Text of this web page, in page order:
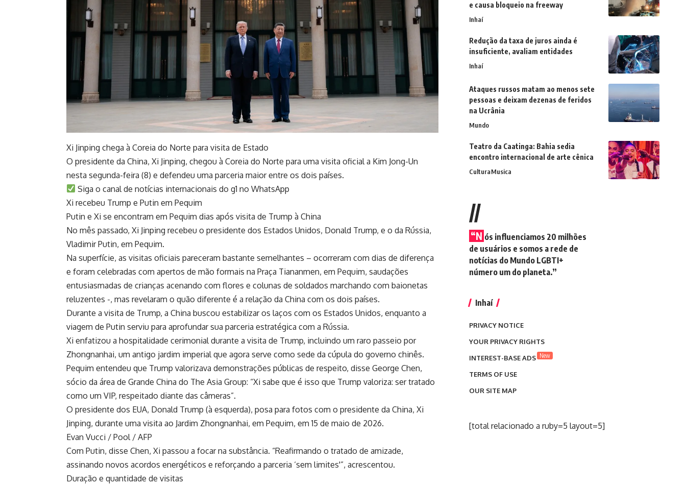
Xi Jinping chega à Coreia do Norte para visita de Estado
O presidente da China, Xi Jinping, chegou à Coreia do Norte para uma visita oficial a Kim Jong-Un
nesta segunda-feira (8) e defendeu uma parceria maior entre os dois países.
Siga o canal de notícias internacionais do g1 no WhatsApp
Xi recebeu Trump e Putin em Pequim
Putin e Xi se encontram em Pequim dias após visita de Trump à China
No mês passado, Xi Jinping recebeu o presidente dos Estados Unidos, Donald Trump, e o da Rússia,
Vladimir Putin, em Pequim.
Na superfície, as visitas oficiais pareceram bastante semelhantes – ocorreram com dias de diferença
e foram celebradas com apertos de mão formais na Praça Tiananmen, em Pequim, saudações
entusiasmadas de crianças acenando com flores e colunas de soldados marchando com baionetas
reluzentes -, mas revelaram o quão diferente é a relação da China com os dois países.
Durante a visita de Trump, a China buscou estabilizar os laços com os Estados Unidos, enquanto a
viagem de Putin serviu para aprofundar sua parceria estratégica com a Rússia.
Xi enfatizou a hospitalidade cerimonial durante a visita de Trump, incluindo um raro passeio por
Zhongnanhai, um antigo jardim imperial que agora serve como sede da cúpula do governo chinês.
Pequim entendeu que Trump valorizava demonstrações públicas de respeito, disse George Chen,
sócio da área de Grande China do The Asia Group: “Xi sabe que é isso que Trump valoriza: ser tratado
como um VIP, respeitado diante das câmeras”.
O presidente dos EUA, Donald Trump (à esquerda), posa para fotos com o presidente da China, Xi
Jinping, durante uma visita ao Jardim Zhongnanhai, em Pequim, em 15 de maio de 2026.
Evan Vucci / Pool / AFP
Com Putin, disse Chen, Xi passou a focar na substância. “Reafirmando o tratado de amizade,
assinando novos acordos energéticos e reforçando a parceria ‘sem limites'”, acrescentou.
Duração e quantidade de visitas
e causa bloqueio na freeway
Inhaí
Redução da taxa de juros ainda é
insuficiente, avaliam entidades
Inhaí
Ataques russos matam ao menos sete
pessoas e deixam dezenas de feridos
na Ucrânia
Mundo
Teatro da Caatinga: Bahia sedia
encontro internacional de arte cênica
CulturaMusica
//
“N ós influenciamos 20 milhões
de usuários e somos a rede de
notícias do Mundo LGBTI+
número um do planeta.”
Inhaí
PRIVACY NOTICE
YOUR PRIVACY RIGHTS
INTEREST-BASE ADS New
TERMS OF USE
OUR SITE MAP
[total relacionado a ruby=5 layout=5]